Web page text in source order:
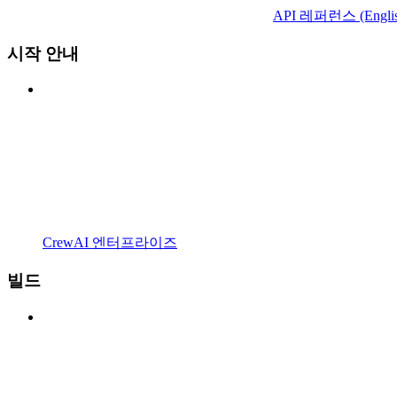
API 레퍼런스
시작 안내
CrewAI 엔터프라이즈
빌드